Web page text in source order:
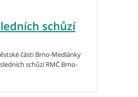
schůzí
části Brno-Medlánky
schůzí RMČ Brno-